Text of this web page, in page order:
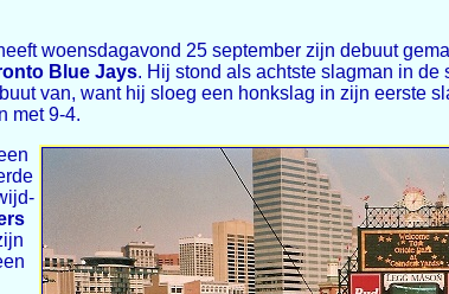
woensdagavond 25 september zijn debuut
Blue Jays. Hij stond als achtste slagman in
van, want hij sloeg een honkslag in zijn eerste
met 9-4.